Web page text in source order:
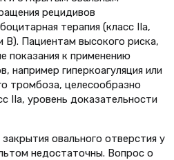
рецидивов
терапия (класс IIa,
B). Пациентам высокого риска,
показания к применению
например гиперкоагуляция или
тромбоза, целесообразно
IIa, уровень доказательности
овального отверстия у
недостаточны. Вопрос о